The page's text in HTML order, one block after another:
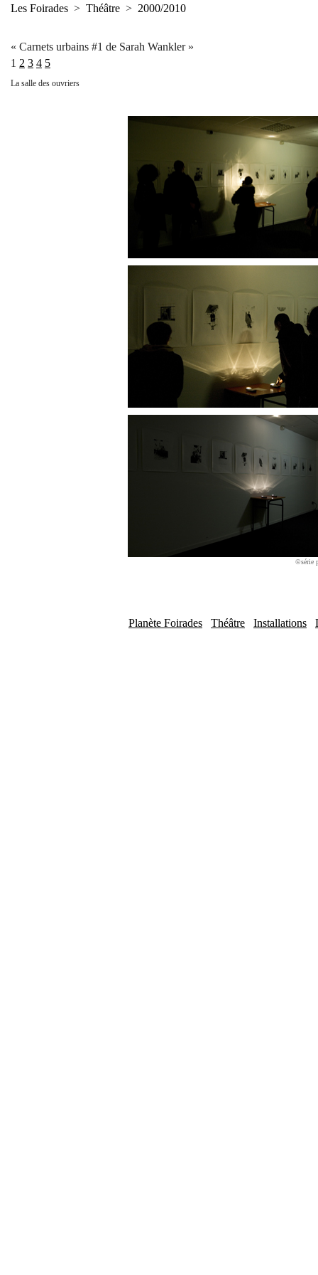
Les Foirades > Théâtre > 2000/2010
« Carnets urbains #1 de Sarah Wankler »
1 2 3 4 5
La salle des ouvriers
©série
Planète Foirades Théâtre Installations